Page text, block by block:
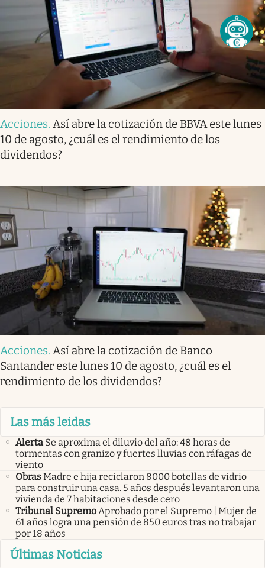
Acciones. Así abre la cotización de BBVA este lunes
10 de agosto, ¿cuál es el rendimiento de los
dividendos?
Acciones. Así abre la cotización de Banco
Santander este lunes 10 de agosto, ¿cuál es el
rendimiento de los dividendos?
Las más leidas
Alerta Se aproxima el diluvio del año: 48 horas de
tormentas con granizo y fuertes lluvias con ráfagas de
viento
ObrasMadre e hija reciclaron 8000 botellas de vidrio
para construir una casa. 5 años después levantaron una
vivienda de 7 habitaciones desde cero
Tribunal SupremoAprobado por el Supremo | Mujer de
61 años logra una pensión de 850 euros tras no trabajar
por 18 años
Últimas Noticias